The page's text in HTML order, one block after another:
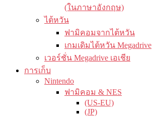
(ในภาษาอังกฤษ)
ไต้หวัน
ฟามิคอมจากไต้หวัน
เกมเดิมไต้หวัน Megadrive
เวอร์ชั่น Megadrive เอเชีย
การเก็บ
Nintendo
ฟามิคอม & NES
(US-EU)
(JP)